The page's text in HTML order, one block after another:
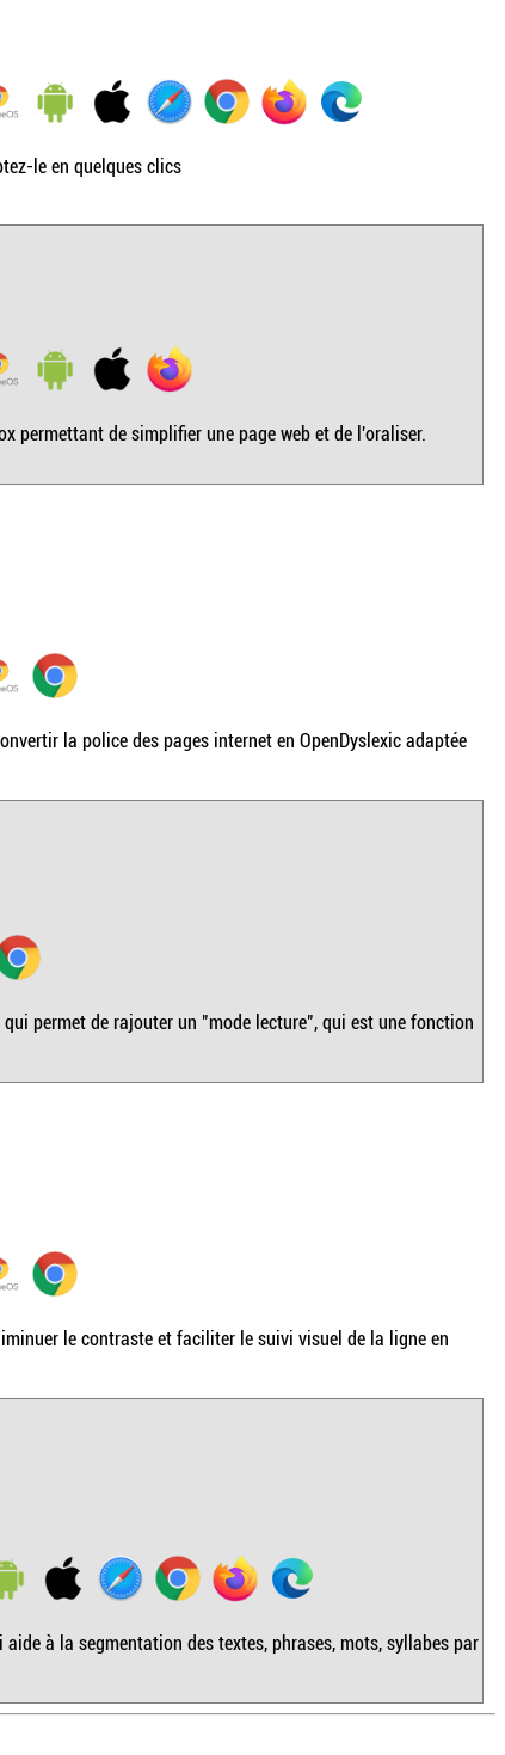
le en quelques clics
permettant de simplifier une page web et de l'oraliser.
la police des pages internet en OpenDyslexic adaptée
permet de rajouter un "mode lecture", qui est une fonction
le contraste et faciliter le suivi visuel de la ligne en
à la segmentation des textes, phrases, mots, syllabes par